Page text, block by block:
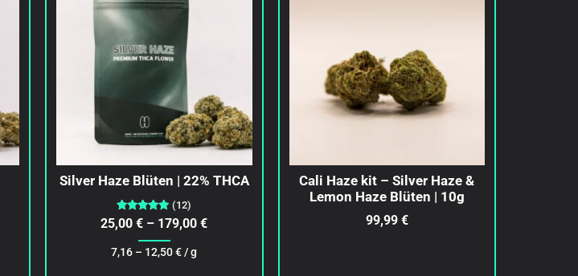
Silver Haze Blüten | 22% THCA
Bewertet
mit
4.75
von 5
(12)
25,00€ – 179,00€
7,16 – 12,50€/ g
Cali Haze kit – Silver Haze &
Lemon Haze Blüten | 10g
99,99 €